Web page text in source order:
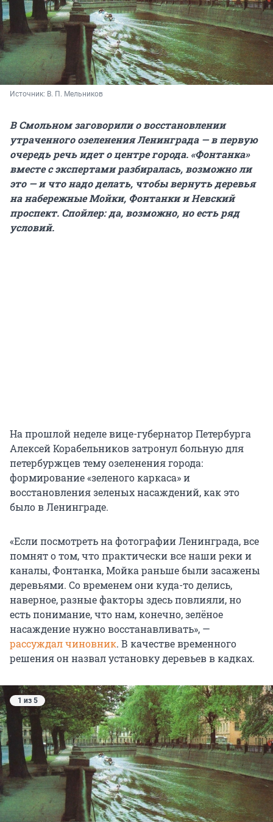
Источник: В. П. Мельников
В Смольном заговорили о восстановлении
утраченного озеленения Ленинграда — в первую
очередь речь идет о центре города. «Фонтанка»
вместе с экспертами разбиралась, возможно ли
это — и что надо делать, чтобы вернуть деревья
на набережные Мойки, Фонтанки и Невский
проспект. Спойлер: да, возможно, но есть ряд
условий.
На прошлой неделе вице-губернатор Петербурга
Алексей Корабельников затронул больную для
петербуржцев тему озеленения города:
формирование «зеленого каркаса» и
восстановления зеленых насаждений, как это
было в Ленинграде.
«Если посмотреть на фотографии Ленинграда, все
помнят о том, что практически все наши реки и
каналы, Фонтанка, Мойка раньше были засажены
деревьями. Со временем они куда-то делись,
наверное, разные факторы здесь повлияли, но
есть понимание, что нам, конечно, зелёное
насаждение нужно восстанавливать», —
рассуждал чиновник. В качестве временного
решения он назвал установку деревьев в кадках.
1 из 5